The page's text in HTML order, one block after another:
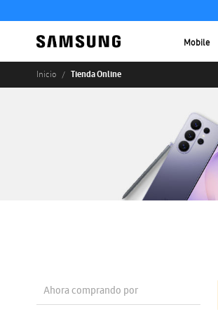
Mobile
Inicio Tienda Online
Ahora comprando por